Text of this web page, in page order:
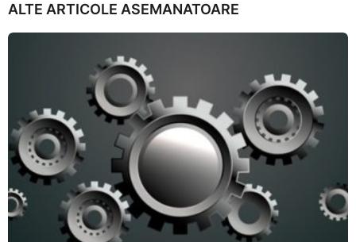
ALTE ARTICOLE ASEMANATOARE